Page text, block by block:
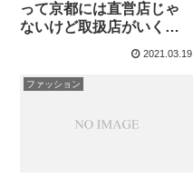
って京都には直営店じゃ
ないけど取扱店がいくつ
2021.03.19
ファッション